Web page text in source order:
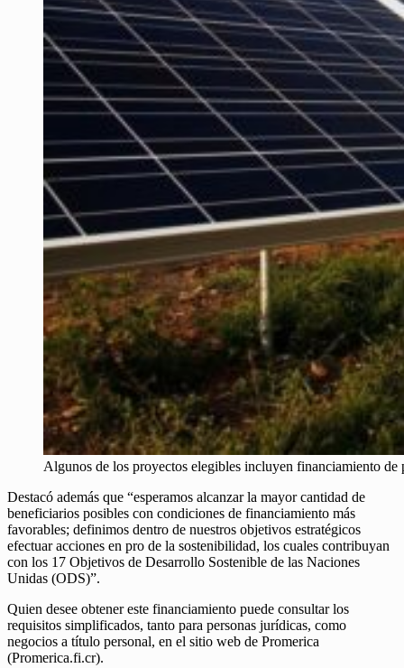
Algunos de los proyectos elegibles incluyen financiamiento de
Destacó además que “esperamos alcanzar la mayor cantidad de
beneficiarios posibles con condiciones de financiamiento más
favorables; definimos dentro de nuestros objetivos estratégicos
efectuar acciones en pro de la sostenibilidad, los cuales contribuyan
con los 17 Objetivos de Desarrollo Sostenible de las Naciones
Unidas (ODS)”.
Quien desee obtener este financiamiento puede consultar los
requisitos simplificados, tanto para personas jurídicas, como
negocios a título personal, en el sitio web de Promerica
(Promerica.fi.cr).